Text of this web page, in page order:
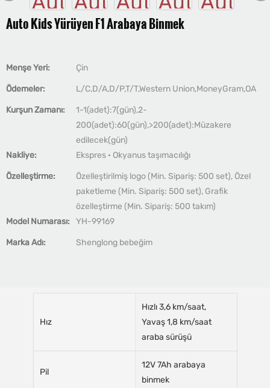
Auto Kids Yürüyen F1 Arabaya Binmek
Menşe Yeri: Çin
Ödemeler: L/C,D/A,D/P,T/T,Western Union,MoneyGram,OA
Kurşun Zamanı:
1-1(adet):7(gün),2-
200(adet):60(gün),>200(adet):Müzakere
edilecek(gün)
Nakliye:
Ekspres · Okyanus taşımacılığı
Özelleştirme:
Özelleştirilmiş logo (Min. Sipariş: 500 set), Özel
paketleme (Min. Sipariş: 500 set), Grafik
özelleştirme (Min. Sipariş: 500 takım)
Model Numarası:
YH-99169
Marka Adı: Shenglong bebeğim
Hız
Hızlı 3,6 km/saat,
Yavaş 1,8 km/saat
araba sürüşü
Pil
12V 7Ah arabaya
binmek